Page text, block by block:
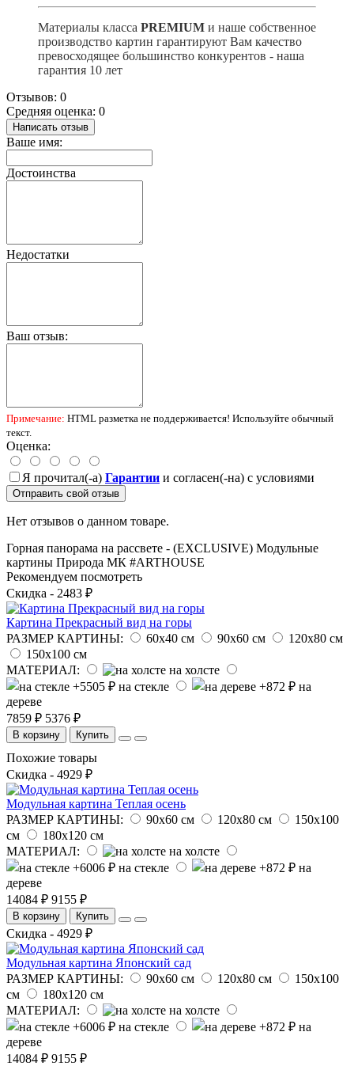
Материалы класса PREMIUM и наше собственное
производство картин гарантируют Вам качество
превосходящее большинство конкурентов - наша
гарантия 10 лет
Отзывов: 0
Средняя оценка: 0
Написать отзыв
Ваше имя:
Достоинства
Недостатки
Ваш отзыв:
Примечание: HTML разметка не поддерживается! Используйте обычный
текст.
Оценка:
Я прочитал(-а) Гарантии и согласен(-на) с условиями
Отправить свой отзыв
Нет отзывов о данном товаре.
Горная панорама на рассвете - (EXCLUSIVE) Модульные
картины Природа МК #ARTHOUSE
Рекомендуем посмотреть
Скидка - 2483 ₽
Картина Прекрасный вид на горы
РАЗМЕР КАРТИНЫ:
60х40 см 90х60 см
120х80 см
150х100 см
МАТЕРИАЛ:
на холсте
на стекле
на
дереве
7859 ₽ 5376 ₽
В корзину Купить
Похожие товары
Скидка - 4929 ₽
Модульная картина Теплая осень
РАЗМЕР КАРТИНЫ:
90х60 см 120х80 см
150х100
см
180х120 см
МАТЕРИАЛ:
на холсте
на стекле
на
дереве
14084 ₽ 9155 ₽
В корзину Купить
Скидка - 4929 ₽
Модульная картина Японский сад
РАЗМЕР КАРТИНЫ:
90х60 см 120х80 см
150х100
см
180х120 см
МАТЕРИАЛ:
на холсте
на стекле
на
дереве
14084 ₽ 9155 ₽